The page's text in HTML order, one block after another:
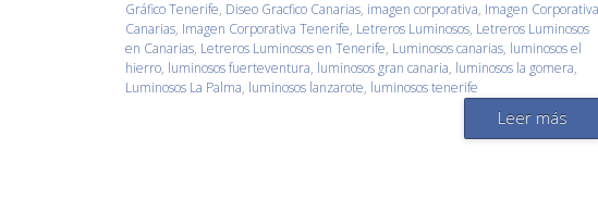
Gráfico Tenerife, Diseo Gracfico Canarias, imagen corporativa, Imagen Corporativa
Canarias, Imagen Corporativa Tenerife, Letreros Luminosos, Letreros Luminosos
en Canarias, Letreros Luminosos en Tenerife, Luminosos canarias, luminosos el
hierro, luminosos fuerteventura, luminosos gran canaria, luminosos la gomera,
Luminosos La Palma, luminosos lanzarote, luminosos tenerife
Leer más